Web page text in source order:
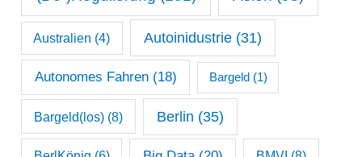
a
h
Australien (4) Autoinidustrie(31)
Autonomes Fahren(18) Bargeld(1)
Bargeld(los)(8) Berlin (35)